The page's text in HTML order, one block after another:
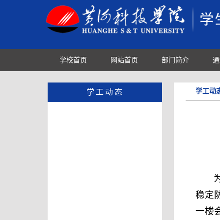
学校首页 网站首页 部门简介
学工动态 学工动
稳定
一楼